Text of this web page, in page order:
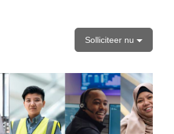
Solliciteer nu